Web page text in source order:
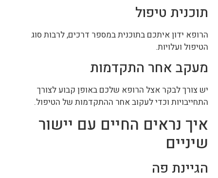
תוכנית טיפול
הרופא ידון איתכם בתוכנית במספר דרכים, לרבות סוג
הטיפול ועלויות.
מעקב אחר התקדמות
יש צורך לבקר אצל הרופא שלכם באופן קבוע לצורך
התחייבויות וכדי לעקוב אחר ההתקדמות של הטיפול.
איך נראים החיים עם יישור
שיניים
הגיינת פה